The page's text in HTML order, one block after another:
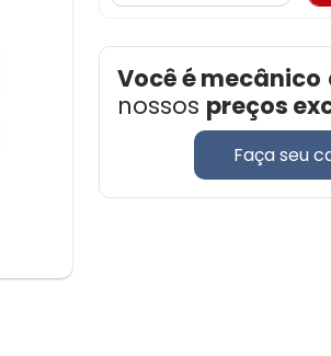
Você é mecânico
nossos preços
Faça seu